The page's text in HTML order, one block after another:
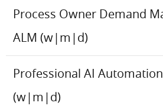
Process Owner Demand
ALM (w|m|d)
Professional AI
(w|m|d)